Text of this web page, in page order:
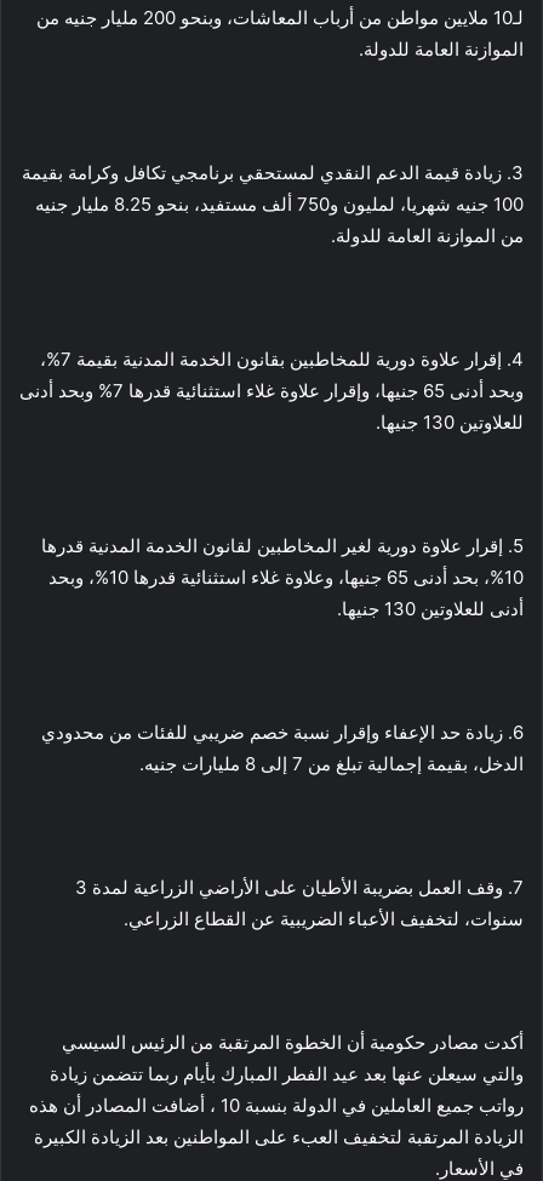
لـ10 ملايين مواطن من أرباب المعاشات، وبنحو 200 مليار جنيه من
الموازنة العامة للدولة.
3. زيادة قيمة الدعم النقدي لمستحقي برنامجي تكافل وكرامة بقيمة
100 جنيه شهريا، لمليون و750 ألف مستفيد، بنحو 8.25 مليار جنيه
من الموازنة العامة للدولة.
4. إقرار علاوة دورية للمخاطبين بقانون الخدمة المدنية بقيمة 7%،
وبحد أدنى 65 جنيها، وإقرار علاوة غلاء استثنائية قدرها 7% وبحد أدنى
للعلاوتين 130 جنيها.
5. إقرار علاوة دورية لغير المخاطبين لقانون الخدمة المدنية قدرها
10%، بحد أدنى 65 جنيها، وعلاوة غلاء استثنائية قدرها 10%، وبحد
أدنى للعلاوتين 130 جنيها.
6. زيادة حد الإعفاء وإقرار نسبة خصم ضريبي للفئات من محدودي
الدخل، بقيمة إجمالية تبلغ من 7 إلى 8 مليارات جنيه.
7. وقف العمل بضريبة الأطيان على الأراضي الزراعية لمدة 3
سنوات، لتخفيف الأعباء الضريبية عن القطاع الزراعي.
أكدت مصادر حكومية أن الخطوة المرتقبة من الرئيس السيسي
والتي سيعلن عنها بعد عيد الفطر المبارك بأيام ربما تتضمن زيادة
رواتب جميع العاملين في الدولة بنسبة 10 ، أضافت المصادر أن هذه
الزيادة المرتقبة لتخفيف العبء على المواطنين بعد الزيادة الكبيرة
في الأسعار.